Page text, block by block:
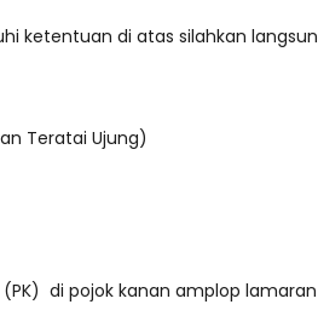
ketentuan di atas silahkan
Teratai Ujung)
di pojok kanan amplop lamaran